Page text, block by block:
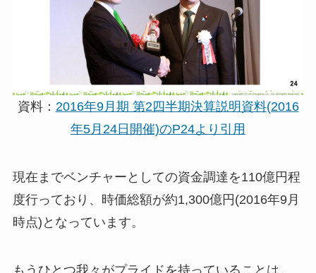
資料： 2016年9月期 第2四半期決算説明資料(2016
年5月24日開催)のP24より引用
現在までベンチャーとしての資金調達を110億円程
度行っており、時価総額が約1,300億円(2016年9月
時点)となっています。
もうひとつ我々がプライドを持っていることは、